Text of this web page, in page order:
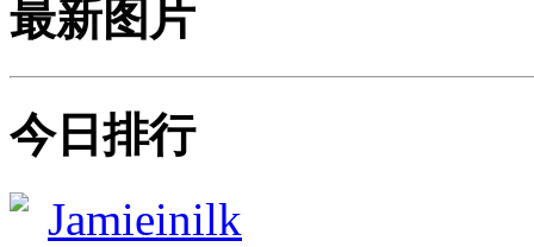
最新图片
今日排行
Jamieinilk